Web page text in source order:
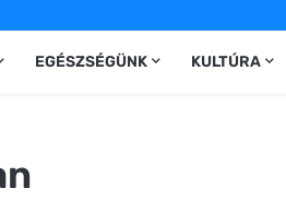
EGÉSZSÉGÜNK KULTÚRA